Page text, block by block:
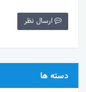
دسته ها